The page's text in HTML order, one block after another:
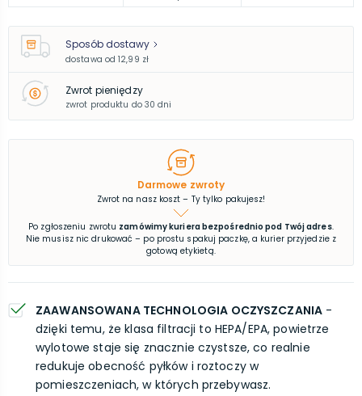
Sposób dostawy
dostawa od 12,99 zł
Zwrot pieniędzy
zwrot produktu do 30 dni
Darmowe zwroty
Zwrot na nasz koszt – Ty tylko pakujesz!
Po zgłoszeniu zwrotu zamówimy kuriera bezpośrednio pod Twój adres.
Nie musisz nic drukować – po prostu spakuj paczkę, a kurier przyjedzie z
gotową etykietą.
ZAAWANSOWANA TECHNOLOGIA OCZYSZCZANIA -
dzięki temu, że klasa filtracji to HEPA/EPA, powietrze
wylotowe staje się znacznie czystsze, co realnie
redukuje obecność pyłków i roztoczy w
pomieszczeniach, w których przebywasz.